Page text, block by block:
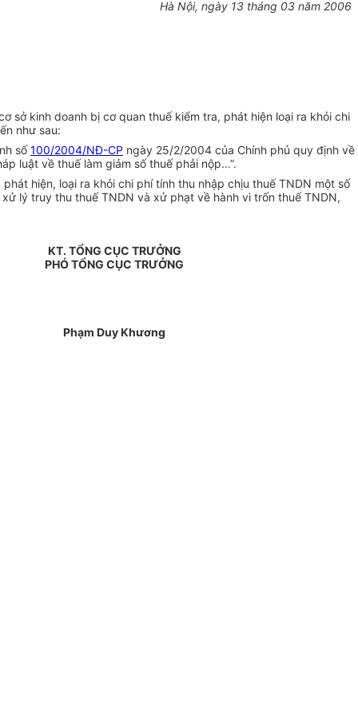
Hà Nội, ngày 13 tháng 03 năm 2006
sở kinh doanh bị cơ quan thuế kiểm tra, phát hiện loại ra khỏi chi
như sau:
số100/2004/NĐ-CP ngày 25/2/2004 của Chính phủ quy định về
luật về thuế làm giảm số thuế phải nộp…”.
hiện, loại ra khỏi chi phí tính thu nhập chịu thuế TNDN một số
lý truy thu thuế TNDN và xử phạt về hành vi trốn thuế TNDN,
KT. TỔNG CỤC TRƯỞNG
PHÓ TỔNG CỤC TRƯỞNG
Phạm Duy Khương